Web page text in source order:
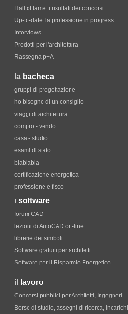
Hall of fame. i risultati dei concorsi
Up-to-date: la professione in progress
Interviews
Prodotti per l'architettura
Rassegna p+A
la bacheca
gruppi di progettazione
ho bisogno di un consiglio
viaggi di architettura
compro - vendo
casa - studio
esami di stato
blablabla
certificazione energetica
professione e fisco
i software
forum CAD
lezioni di AutoCAD on-line
librerie dei simboli
Software gratuiti per architetti
Software per il Risparmio Energetico
il lavoro
Concorsi pubblici per Architetti, Ingegneri
Borse di studio, assegni di ricerca, incarichi